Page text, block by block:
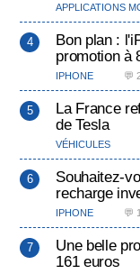
APPLICATIONS
Bon plan :
promotion à
IPHONE 💬
La France
de Tesla
VÉHICULES
Souhaitez-
recharge
IPHONE 💬
Une belle
161 euros